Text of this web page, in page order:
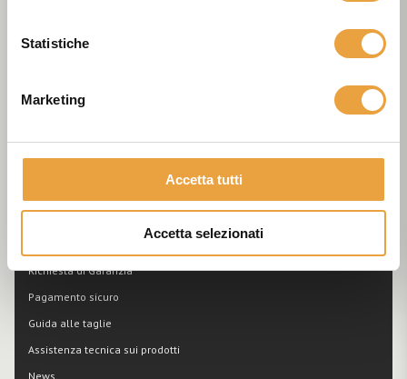
Statistiche
Marketing
Accetta tutti
Accetta selezionati
Area Download
Richiesta di Garanzia
Pagamento sicuro
Guida alle taglie
Assistenza tecnica sui prodotti
News